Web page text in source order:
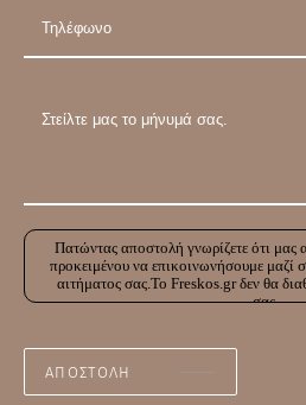
Πατώντας αποστολή γνωρίζετε ότι μας
προκειμένου να επικοινωνήσουμε μαζί
αιτήματος σας.Το Freskos.gr δεν θα
σας.